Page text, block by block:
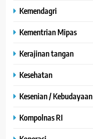
Kemendagri
Kementrian Mipas
Kerajinan tangan
Kesehatan
Kesenian / Kebudayaan
Kompolnas RI